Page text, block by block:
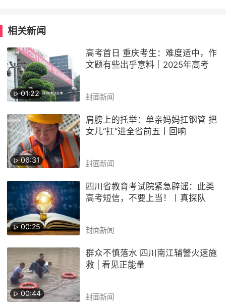
相关新闻
01:22
高考首日 重庆考生：难度适中，作
文题有些出乎意料｜2025年高考
封面新闻
06:31
肩膀上的托举：单亲妈妈扛钢管 把
女儿“扛”进全省前五丨回响
封面新闻
00:25
四川省教育考试院紧急辟谣：此类
高考短信，不要上当！丨真探队
封面新闻
00:44
群众不慎落水 四川南江辅警火速施
救 | 看见正能量
封面新闻